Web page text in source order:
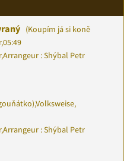
(Koupím já si koně
,05:49
,Arrangeur : Shýbal Petr
,Volksweise,
,Arrangeur : Shýbal Petr